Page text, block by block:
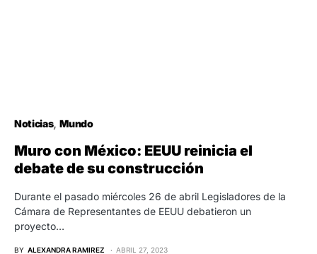
Noticias Mundo
Muro con México: EEUU reinicia el
debate de su construcción
Durante el pasado miércoles 26 de abril Legisladores de la
Cámara de Representantes de EEUU debatieron un
proyecto…
BY ALEXANDRA RAMIREZ ABRIL 27, 2023